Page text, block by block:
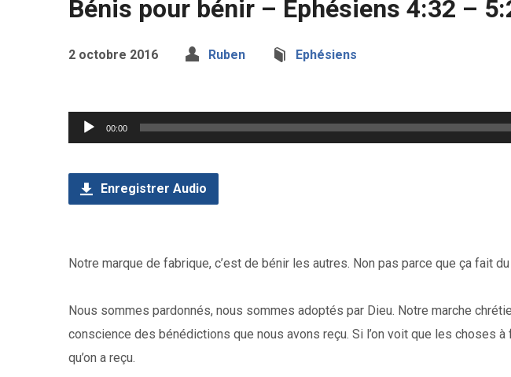
Bénis pour bénir – Ephésiens 4:32 –
2 octobre 2016 Ruben Ephésiens
Lecteur
audio
00:00
Enregistrer Audio
Notre marque de fabrique, c’est de bénir les autres. Non pas parce que ça fait
Nous sommes pardonnés, nous sommes adoptés par Dieu. Notre marche
conscience des bénédictions que nous avons reçu. Si l’on voit que les choses
qu’on a reçu.